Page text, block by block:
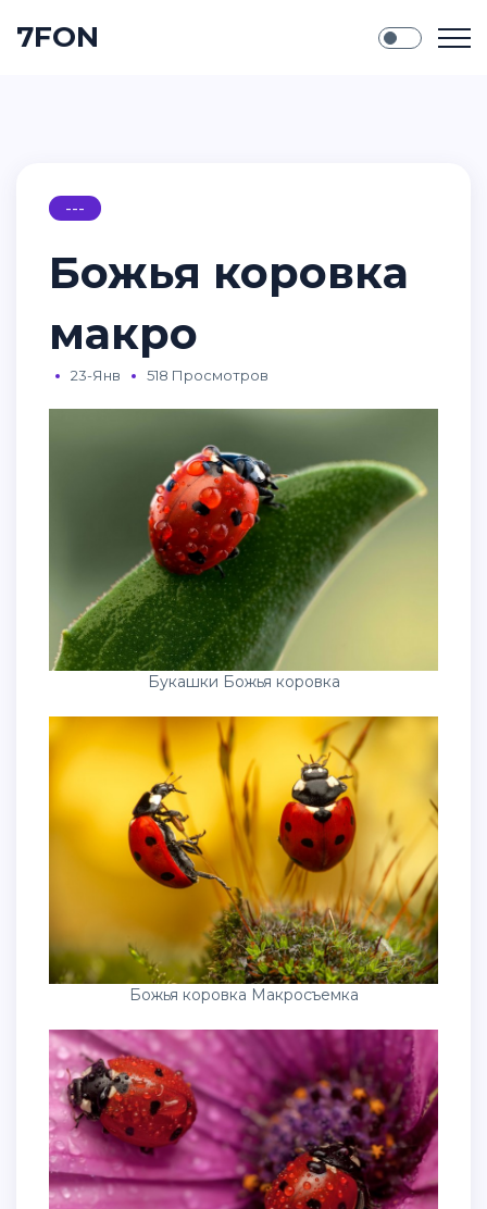
7FON
---
Божья коровка
макро
23-Янв 518 Просмотров
Букашки Божья коровка
Божья коровка Макросъемка